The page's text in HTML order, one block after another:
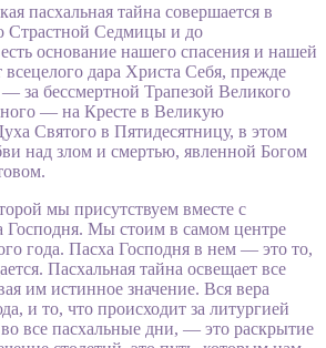
пасхальная тайна совершается в
Страстной Седмицы и до
основание нашего спасения и нашей
дара Христа Себя, прежде
за бессмертной Трапезой Великого
— на Кресте в Великую
Святого в Пятидесятницу, в этом
над злом и смертью, явленной Богом
мы присутствуем вместе с
Мы стоим в самом центре
года. Пасха Господня в нем — это то,
Пасхальная тайна освещает все
им истинное значение. Вся вера
и то, что происходит за литургией
все пасхальные дни, — это раскрытие